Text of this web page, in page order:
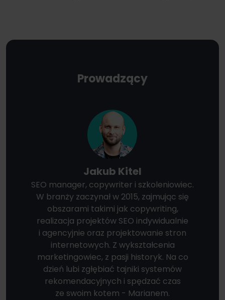
Prowadzący
Jakub Kitel
SEO manager, copywriter i szkoleniowiec.
W branży zaczynał w 2015, zajmując się
obszarami takimi jak copywriting,
realizacja projektów SEO indywidualnie
i agencyjnie oraz projektowanie stron
internetowych. Z wykształcenia
marketingowiec, z pasji historyk. Na co
dzień lubi zgłębiać tajniki systemów
rekomendacyjnych i spędzać czas
ze swoim kotem - Marianem.